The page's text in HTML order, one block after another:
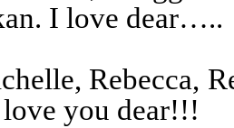
I love dear…..
Rebecca,
you dear!!!